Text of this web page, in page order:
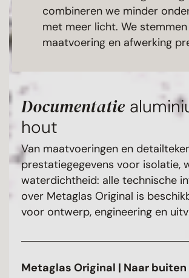
combineren we minder
met meer licht. We stemmen
maatvoering en afwerking
Documentatie
hout
Van maatvoeringen en
prestatiegegevens voor isolatie,
waterdichtheid: alle technische
over Metaglas Original is
voor ontwerp, engineering en
Metaglas Original | Naar